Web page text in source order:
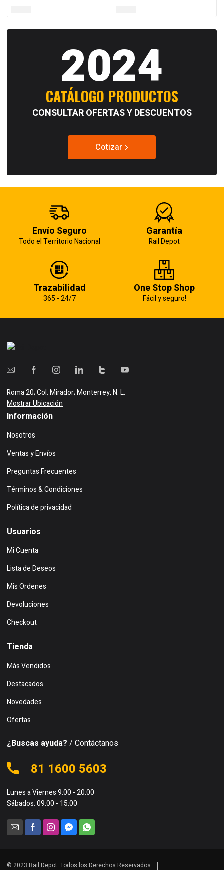
2024
CATÁLOGO PRODUCTOS
CONSULTAR OFERTAS Y DESCUENTOS
Cotizar
Envío Seguro
Todo el Territorio Nacional
Garantía
Rail Depot
Trazabilidad
365 - 24/7
One Stop Shop
Fácil y seguro!
Roma 20; Col. Mirador; Monterrey, N. L.
Mostrar Ubicación
Información
Nosotros
Ventas y Envíos
Preguntas Frecuentes
Términos & Condiciones
Política de privacidad
Usuarios
Mi Cuenta
Lista de Deseos
Mis Ordenes
Devoluciones
Checkout
Tienda
Más Vendidos
Destacados
Novedades
Ofertas
¿Buscas ayuda? / Contáctanos
81 1600 5603
Lunes a Viernes 9:00 - 20:00
Sábados: 09:00 - 15:00
© 2023 Rail Depot. Todos los Derechos Reservados.